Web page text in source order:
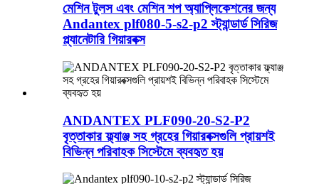
মেশিন টুলস এবং মেশিন শপ অ্যাপ্লিকেশনের জন্য
Andantex plf080-5-s2-p2 স্ট্যান্ডার্ড সিরিজ
প্ল্যানেটারি গিয়ারবক্স
ANDANTEX PLF090-20-S2-P2
বৃত্তাকার ফ্ল্যাঞ্জ সহ গ্রহের গিয়ারবক্সগুলি প্রায়শই
বিভিন্ন পরিবাহক সিস্টেমে ব্যবহৃত হয়